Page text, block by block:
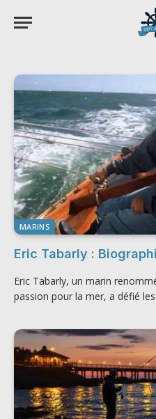
MARINS
Eric Tabarly :
Eric Tabarly, un marin
passion pour la mer, a défié